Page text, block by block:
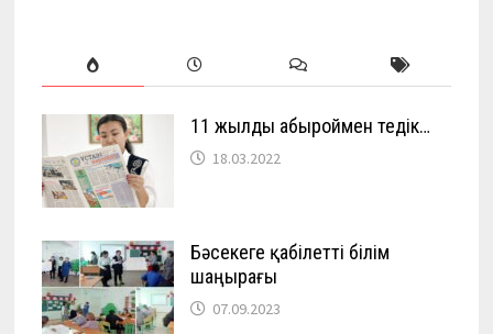
11 жылды абыроймен өтедік…
18.03.2022
Бәсекеге қабілетті білім
шаңырағы
07.09.2023